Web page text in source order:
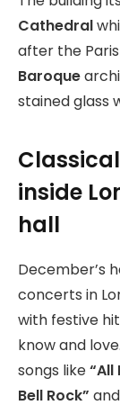
Cathedral
after the
Baroque
stained glass
inside
hall
December’s
concerts in
with festive
know and
songs like“All
Bell Rock” and